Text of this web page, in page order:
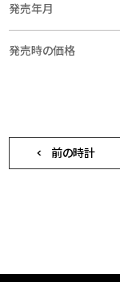
発売年月
発売時の価格
前の時計